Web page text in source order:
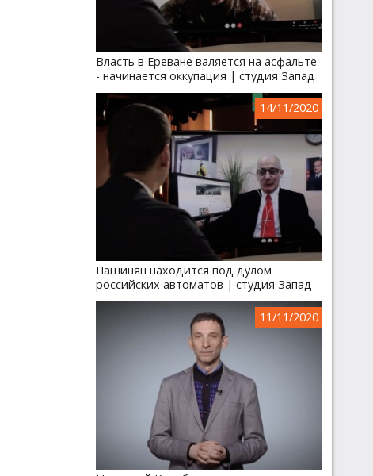
Власть в Ереване валяется на асфальте
- начинается оккупация | студия Запад
14/11/2020
Пашинян находится под дулом
российских автоматов | студия Запад
11/11/2020